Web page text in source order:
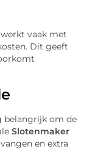
werkt vaak met
Dit geeft
belangrijk om de
Slotenmaker
en extra